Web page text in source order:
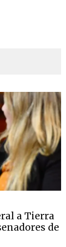
a Tierra
de